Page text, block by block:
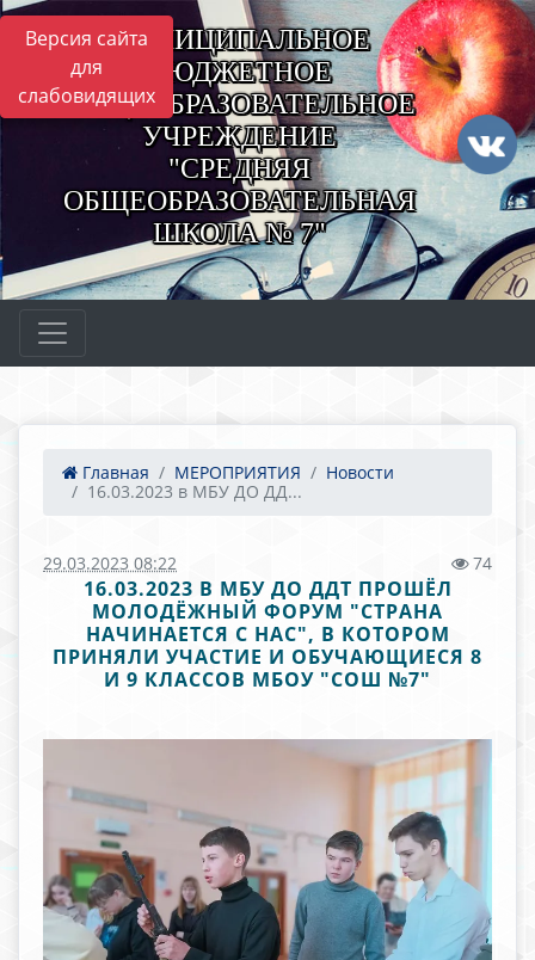
Версия сайта
для
слабовидящих
МУНИЦИПАЛЬНОЕ
БЮДЖЕТНОЕ
ОБЩЕОБРАЗОВАТЕЛЬНОЕ
УЧРЕЖДЕНИЕ
"СРЕДНЯЯ
ОБЩЕОБРАЗОВАТЕЛЬНАЯ
ШКОЛА № 7"
Главная МЕРОПРИЯТИЯ
Новости
16.03.2023 в МБУ ДО ДД...
29.03.2023 08:22 74
16.03.2023 В МБУ ДО ДДТ ПРОШЁЛ
МОЛОДЁЖНЫЙ ФОРУМ "СТРАНА
НАЧИНАЕТСЯ С НАС", В КОТОРОМ
ПРИНЯЛИ УЧАСТИЕ И ОБУЧАЮЩИЕСЯ 8
И 9 КЛАССОВ МБОУ "СОШ №7"